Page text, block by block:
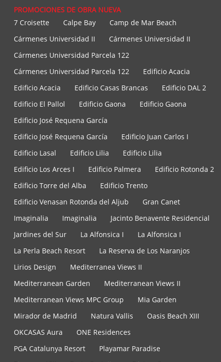
PROMOCIONES DE OBRA NUEVA
7 Croisette
Calpe Bay
Camp de Mar Beach
Cármenes Universidad II
Cármenes Universidad II
Cármenes Universidad Parcela 122
Cármenes Universidad Parcela 122
Edificio Acacia
Edificio Acacia
Edificio Casas Brancas
Edificio DAL 2
Edificio El Pallol
Edificio Gaona
Edificio Gaona
Edificio José Requena García
Edificio José Requena García
Edificio Juan Carlos I
Edificio Lasal
Edificio Lilia
Edificio Lilia
Edificio Los Arces I
Edificio Palmera
Edificio Rotonda 2
Edificio Torre del Alba
Edificio Trento
Edificio Venasan Rotonda del Aljub
Gran Canet
Imaginalia
Imaginalia
Jacinto Benavente Residencial
Jardines del Sur
La Alfonsica I
La Alfonsica I
La Perla Beach Resort
La Reserva de Los Naranjos
Lirios Design
Mediterranea Views II
Mediterranean Garden
Mediterranean Views II
Mediterranean Views MPC Group
Mia Garden
Mirador de Madrid
Natura Vallis
Oasis Beach XIII
OKCASAS Aura
ONE Residences
PGA Catalunya Resort
Playamar Paradise